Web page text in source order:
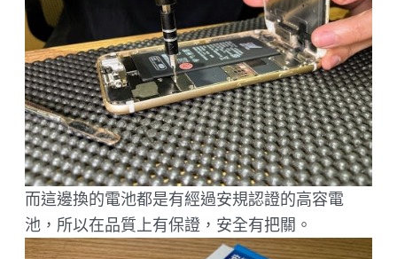
而這邊換的電池都是有經過安規認證的高容電
池，所以在品質上有保證，安全有把關。